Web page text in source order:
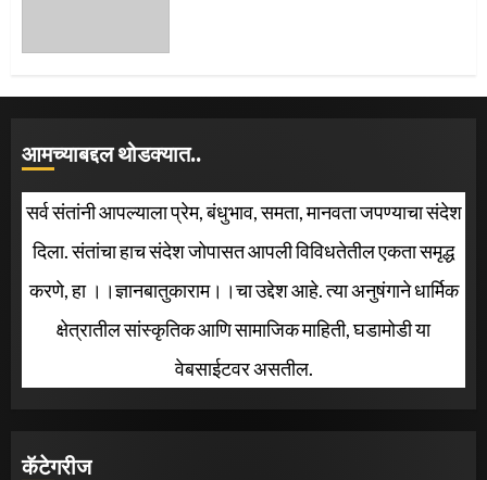
आमच्याबद्दल थोडक्यात..
सर्व संतांनी आपल्याला प्रेम, बंधुभाव, समता, मानवता जपण्याचा संदेश
दिला. संतांचा हाच संदेश जोपासत आपली विविधतेतील एकता समृद्ध
करणे, हा ।।ज्ञानबातुकाराम।।चा उद्देश आहे. त्या अनुषंगाने धार्मिक
क्षेत्रातील सांस्कृतिक आणि सामाजिक माहिती, घडामोडी या
वेबसाईटवर असतील.
कॅटेगरीज